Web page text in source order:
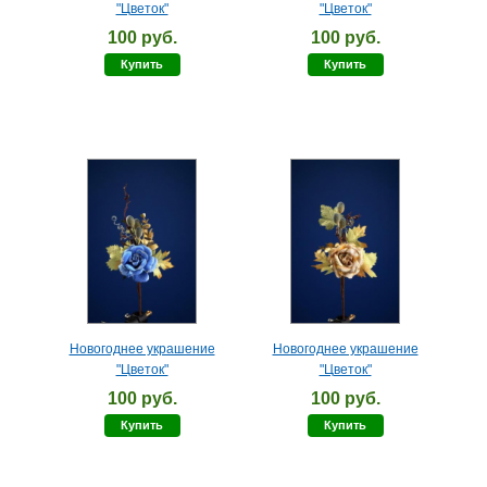
"Цветок"
100 руб.
Купить
"Цветок"
100 руб.
Купить
Новогоднее украшение
"Цветок"
100 руб.
Купить
Новогоднее украшение
"Цветок"
100 руб.
Купить